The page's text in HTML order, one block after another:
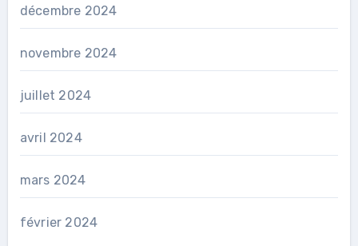
décembre 2024
novembre 2024
juillet 2024
avril 2024
mars 2024
février 2024